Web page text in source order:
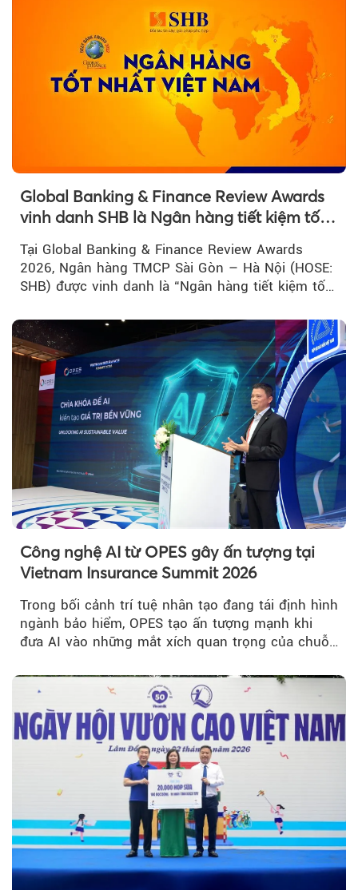
Global Banking & Finance Review Awards
vinh danh SHB là Ngân hàng tiết kiệm tốt
Tại Global Banking & Finance Review Awards
2026, Ngân hàng TMCP Sài Gòn – Hà Nội (HOSE:
SHB) được vinh danh là “Ngân hàng tiết kiệm tốt
Công nghệ AI từ OPES gây ấn tượng tại
Vietnam Insurance Summit 2026
Trong bối cảnh trí tuệ nhân tạo đang tái định hình
ngành bảo hiểm, OPES tạo ấn tượng mạnh khi
đưa AI vào những mắt xích quan trọng của chuỗi